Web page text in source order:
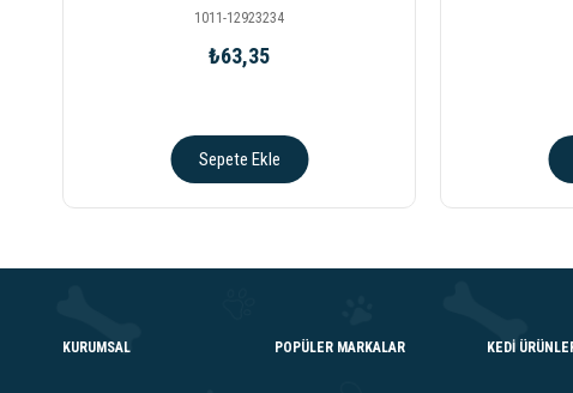
1011-12923234
₺63,35
Sepete Ekle
KURUMSAL POPÜLER MARKALAR KEDİ